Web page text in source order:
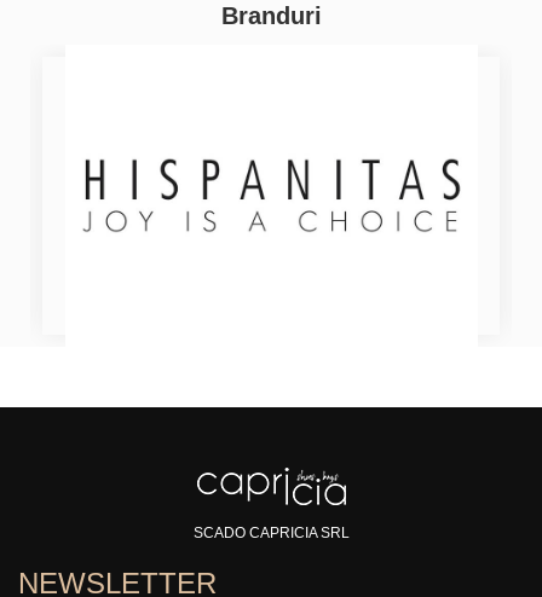
Branduri
SCADO CAPRICIA SRL
NEWSLETTER